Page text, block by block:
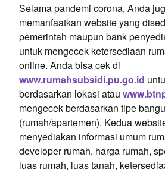
Selama pandemi corona, Anda
memanfaatkan website yang
pemerintah maupun bank
untuk mengecek ketersediaan
online. Anda bisa cek di
www.rumahsubsidi.pu.go.id
berdasarkan lokasi atau
mengecek berdasarkan tipe
(rumah/apartemen). Kedua
menyediakan informasi umum
developer rumah, harga rumah,
luas rumah, luas tanah,